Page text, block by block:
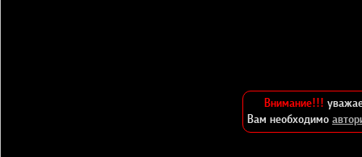
Внимание!!!
Вам необходимо